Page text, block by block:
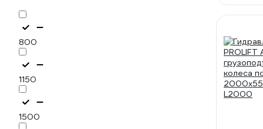
800
1150
1500